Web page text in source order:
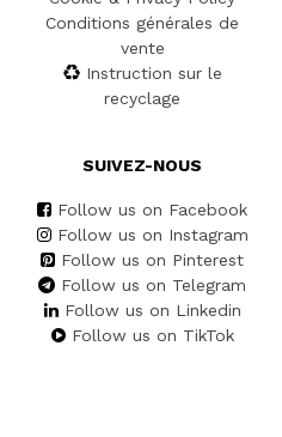
Conditions générales de
vente
Instruction sur le
recyclage
SUIVEZ-NOUS
Follow us on Facebook
Follow us on Instagram
Follow us on Pinterest
Follow us on Telegram
Follow us on Linkedin
Follow us on TikTok